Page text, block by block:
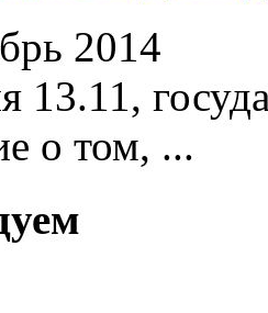
2014
13.11,
о том, ...